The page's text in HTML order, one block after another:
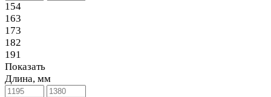
154
163
173
182
191
Показать
Длина, мм